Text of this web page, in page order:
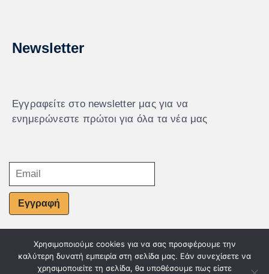
Newsletter
Εγγραφείτε στο newsletter μας για να
ενημερώνεστε πρώτοι για όλα τα νέα μας
Εγγραφή
© Powered by Knowledge AE
Χρησιμοποιούμε cookies για να σας προσφέρουμε την
καλύτερη δυνατή εμπειρία στη σελίδα μας. Εάν συνεχίσετε να
χρησιμοποιείτε τη σελίδα, θα υποθέσουμε πως είστε